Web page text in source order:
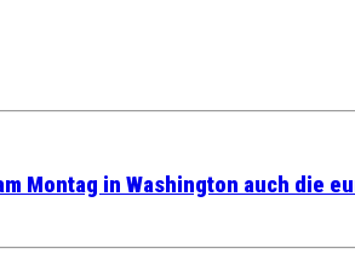
Montag in Washington auch die